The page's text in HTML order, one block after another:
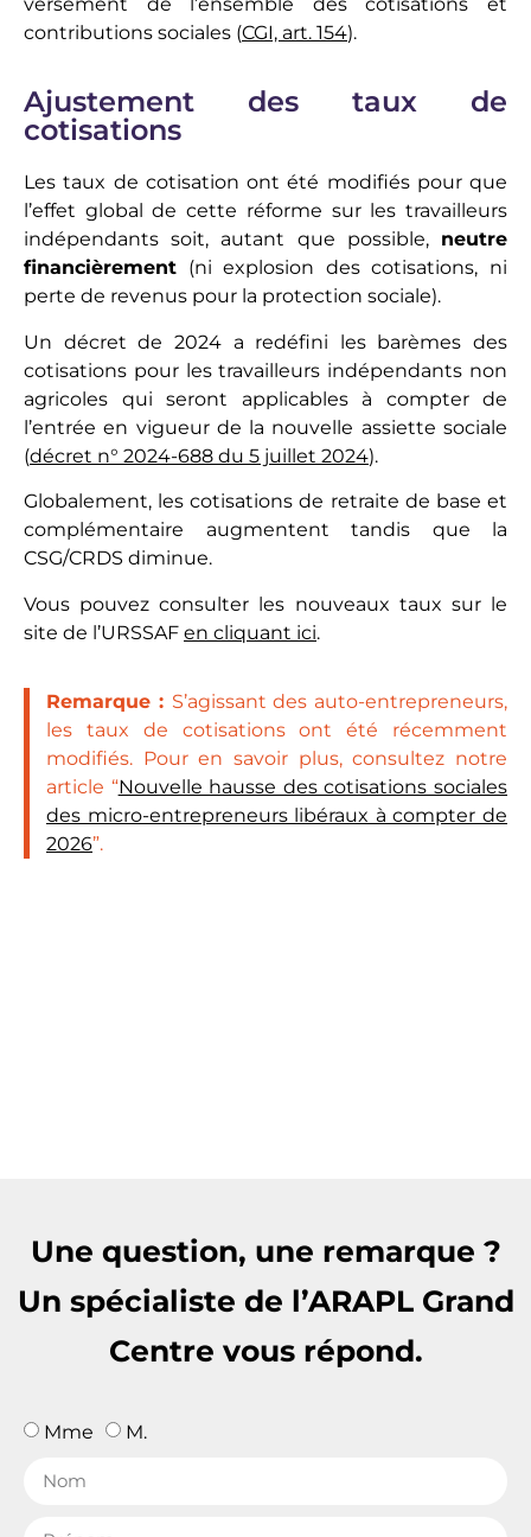
contributions sociales (CGI, art. 154).
Ajustement des taux de
cotisations
Les taux de cotisation ont été modifiés pour que
l’effet global de cette réforme sur les travailleurs
indépendants soit, autant que possible, neutre
financièrement (ni explosion des cotisations, ni
perte de revenus pour la protection sociale).
Un décret de 2024 a redéfini les barèmes des
cotisations pour les travailleurs indépendants non
agricoles qui seront applicables à compter de
l’entrée en vigueur de la nouvelle assiette sociale
(décret n° 2024-688 du 5 juillet 2024).
Globalement, les cotisations de retraite de base et
complémentaire augmentent tandis que la
CSG/CRDS diminue.
Vous pouvez consulter les nouveaux taux sur le
site de l’URSSAF en cliquant ici.
Remarque : S’agissant des auto-entrepreneurs,
les taux de cotisations ont été récemment
modifiés. Pour en savoir plus, consultez notre
article “Nouvelle hausse des cotisations sociales
des micro-entrepreneurs libéraux à compter de
2026”.
Une question, une remarque ?
Un spécialiste de l’ARAPL Grand
Centre vous répond.
Mme M.